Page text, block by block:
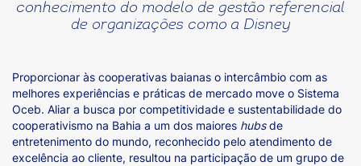
conhecimento do modelo de gestão referencial
de organizações como a Disney
Proporcionar às cooperativas baianas o intercâmbio com as
melhores experiências e práticas de mercado move o Sistema
Oceb. Aliar a busca por competitividade e sustentabilidade do
cooperativismo na Bahia a um dos maiores hubsde
entretenimento do mundo, reconhecido pelo atendimento de
excelência ao cliente, resultou na participação de um grupo de